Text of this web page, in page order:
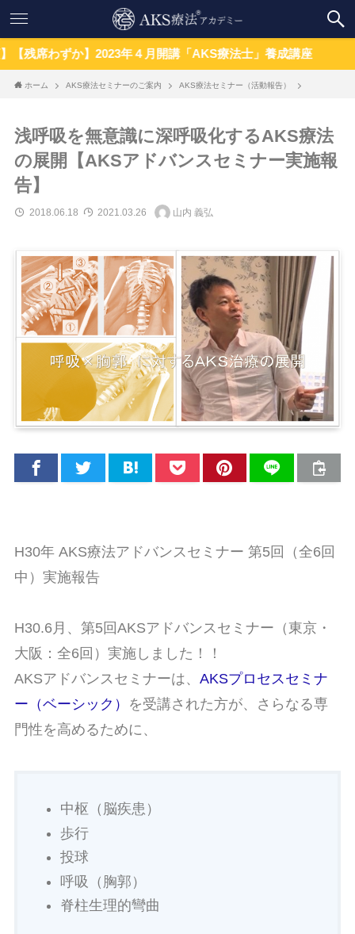
】2023年４月開講「AKS療法士」養成講座
ホーム AKS療法セミナーのご案内 AKS療法セミナー（活動報告）
浅呼吸を無意識に深呼吸化するAKS療法
の展開【AKSアドバンスセミナー実施報
告】
2018.06.18 2021.03.26 山内 義弘
H30年 AKS療法アドバンスセミナー 第5回（全6回
中）実施報告
H30.6月、第5回AKSアドバンスセミナー（東京・
大阪：全6回）実施しました！！
AKSアドバンスセミナーは、 AKSプロセスセミナ
ー（ベーシック）
を受講された方が、さらなる専
門性を高めるために、
中枢（脳疾患）
歩行
投球
呼吸（胸郭）
脊柱生理的彎曲